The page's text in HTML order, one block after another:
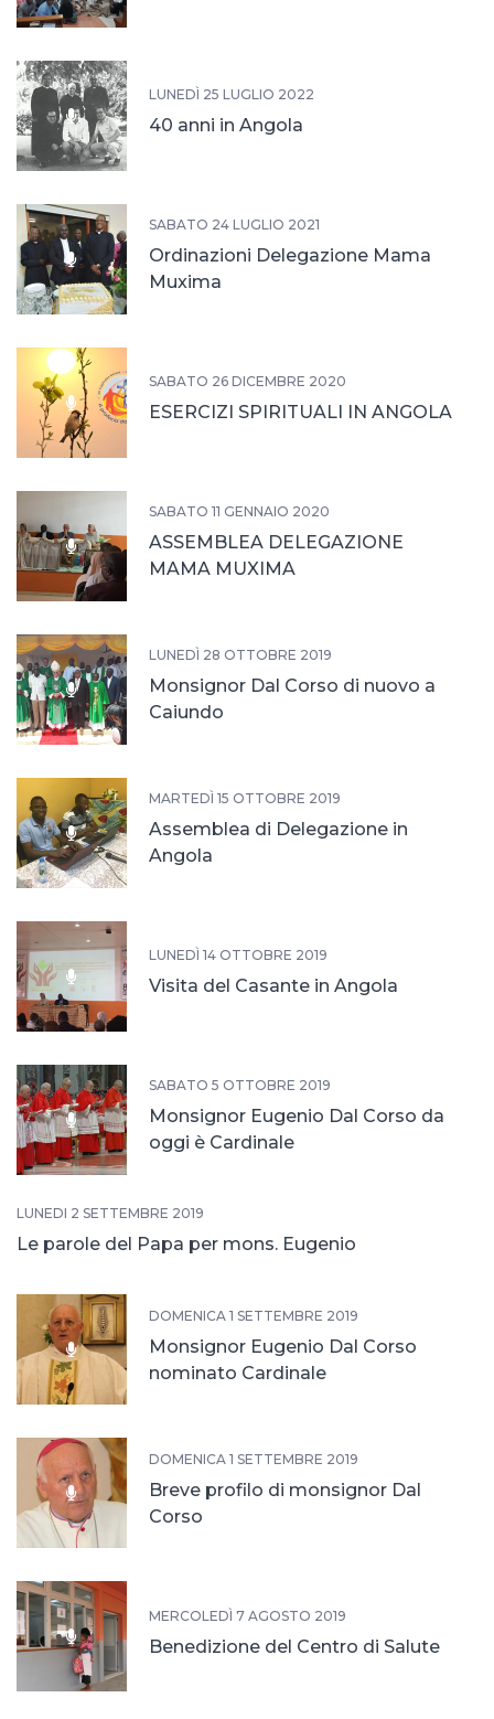
LUNEDÌ 25 LUGLIO 2022
40 anni in Angola
SABATO 24 LUGLIO 2021
Ordinazioni Delegazione Mama
Muxima
SABATO 26 DICEMBRE 2020
ESERCIZI SPIRITUALI IN ANGOLA
SABATO 11 GENNAIO 2020
ASSEMBLEA DELEGAZIONE
MAMA MUXIMA
LUNEDÌ 28 OTTOBRE 2019
Monsignor Dal Corso di nuovo a
Caiundo
MARTEDÌ 15 OTTOBRE 2019
Assemblea di Delegazione in
Angola
LUNEDÌ 14 OTTOBRE 2019
Visita del Casante in Angola
SABATO 5 OTTOBRE 2019
Monsignor Eugenio Dal Corso da
oggi è Cardinale
LUNEDÌ 2 SETTEMBRE 2019
Le parole del Papa per mons. Eugenio
DOMENICA 1 SETTEMBRE 2019
Monsignor Eugenio Dal Corso
nominato Cardinale
DOMENICA 1 SETTEMBRE 2019
Breve profilo di monsignor Dal
Corso
MERCOLEDÌ 7 AGOSTO 2019
Benedizione del Centro di Salute